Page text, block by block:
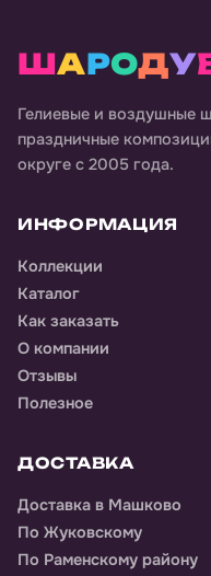
ШАРОДУ
Гелиевые и воздушные
праздничные
округе с 2005 года.
ИНФОРМАЦИЯ
Коллекции
Каталог
Как заказать
О компании
Отзывы
Полезное
ДОСТАВКА
Доставка в Машково
По Жуковскому
По Раменскому району